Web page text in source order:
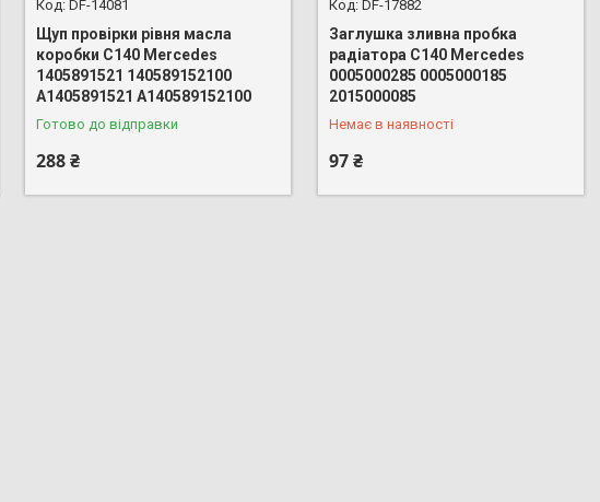
DF-14081
Щуп провірки рівня масла
коробки C140 Mercedes
1405891521 140589152100
A1405891521 A140589152100
Готово до відправки
288 ₴
DF-17882
Заглушка зливна пробка
радіатора C140 Mercedes
0005000285 0005000185
2015000085
Немає в наявності
97 ₴
+380 (96) 888-66-44